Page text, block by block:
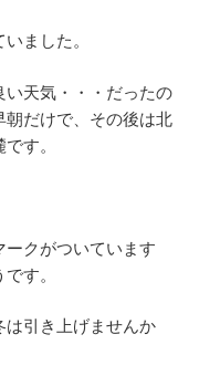
ました。
天気・・・だったの
朝だけで、その後は北
す。
クがついています
す。
引き上げませんか